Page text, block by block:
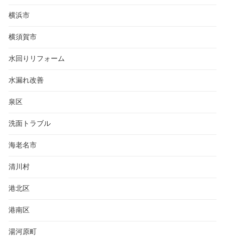
横浜市
横須賀市
水回りリフォーム
水漏れ改善
泉区
洗面トラブル
海老名市
清川村
港北区
港南区
湯河原町